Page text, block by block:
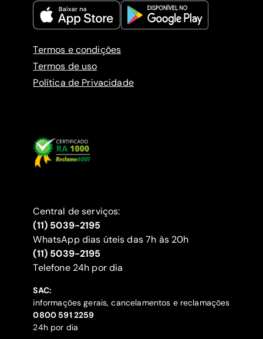
Termos e condições
Termos de uso
Política de Privacidade
Central de serviços:
(11) 5039-2195
WhatsApp dias úteis das 7h às 20h
(11) 5039-2195
‍Telefone 24h por dia
SAC:
informações gerais, cancelamentos e reclamações
‍0800 591 2259
24h por dia